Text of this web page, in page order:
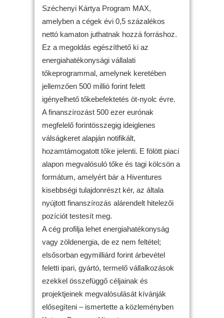
Széchenyi Kártya Program MAX,
amelyben a cégek évi 0,5 százalékos
nettó kamaton juthatnak hozzá forráshoz.
Ez a megoldás egészíthető ki az
energiahatékonysági vállalati
tőkeprogrammal, amelynek keretében
jellemzően 500 millió forint felett
igényelhető tőkebefektetés öt-nyolc évre.
A finanszírozást 500 ezer eurónak
megfelelő forintösszegig ideiglenes
válságkeret alapján notifikált,
hozamtámogatott tőke jelenti. E fölött piaci
alapon megvalósuló tőke és tagi kölcsön a
formátum, amelyért bár a Hiventures
kisebbségi tulajdonrészt kér, az általa
nyújtott finanszírozás alárendelt hitelezői
pozíciót testesít meg.
A cég profilja lehet energiahatékonyság
vagy zöldenergia, de ez nem feltétel;
elsősorban egymilliárd forint árbevétel
feletti ipari, gyártó, termelő vállalkozások
ezekkel összefüggő céljainak és
projektjeinek megvalósulását kívánják
elősegíteni – ismertette a közleményben